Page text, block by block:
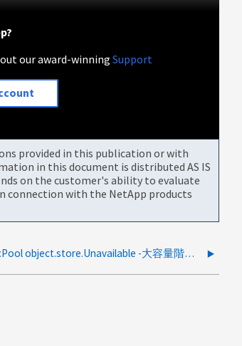
our award-winningSupport
provided in this publication or with
in this document is distributed AS IS
on the customer's ability to evaluate
connection with the NetApp products
ONTAP 9 FabricPool object.store.Unavailable -大容量階層への使用可能な接続がないためにアプリケーションで障害が発生した